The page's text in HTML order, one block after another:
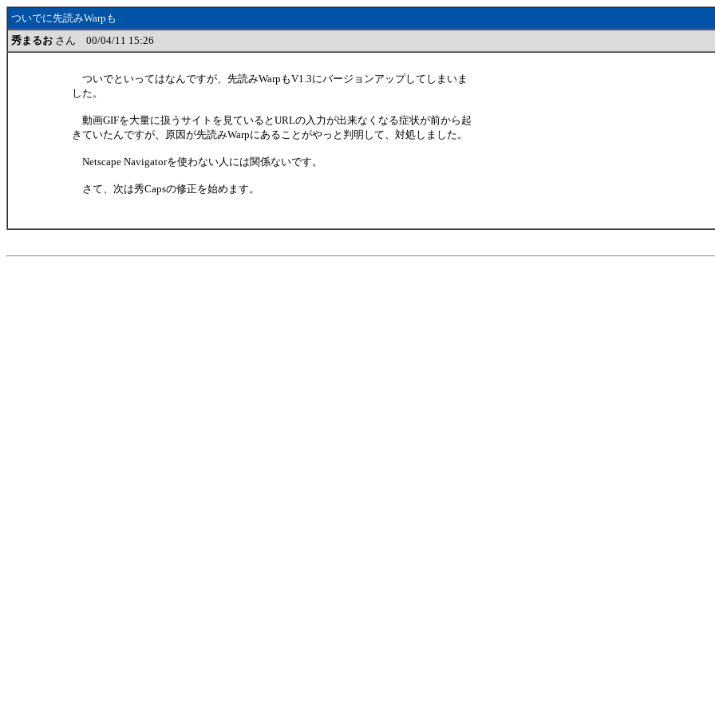
ついでに先読みWarpも
秀まるお さん 00/04/11 15:26
ついでといってはなんですが、先読みWarpもV1.3にバージョンアップしてしまいま
した。
動画GIFを大量に扱うサイトを見ているとURLの入力が出来なくなる症状が前から起
きていたんですが、原因が先読みWarpにあることがやっと判明して、対処しました。
Netscape Navigatorを使わない人には関係ないです。
さて、次は秀Capsの修正を始めます。